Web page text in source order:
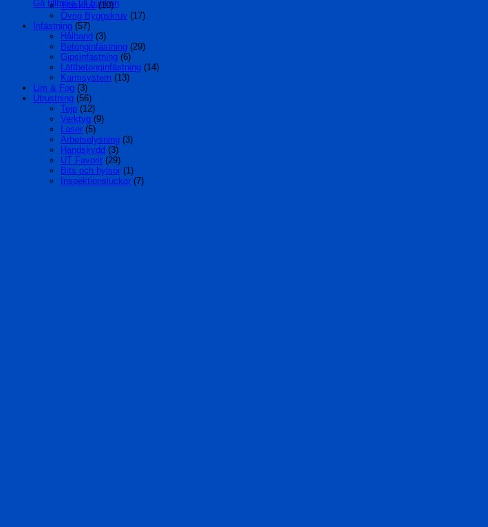
Gå tillbaka till butiken
Träskruv (10)
Övrig Byggskruv (17)
Infästning (57)
Hålband (3)
Betonginfästning (29)
Gipsinfästning (6)
Lättbetonginfästning (14)
Karmsystem (13)
Lim & Fog (3)
Utrustning (56)
Tejp (12)
Verktyg (9)
Laser (5)
Arbetselysning (3)
Handskydd (3)
UT Favorit (29)
Bits och hylsor (1)
Inspektionsluckor (7)